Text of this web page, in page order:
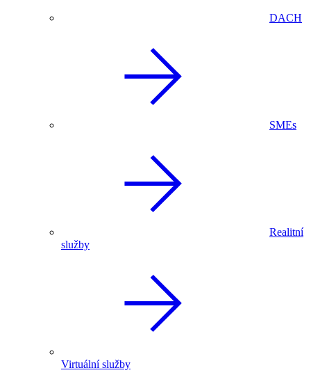
DACH
SMEs
Realitní
služby
Virtuální služby